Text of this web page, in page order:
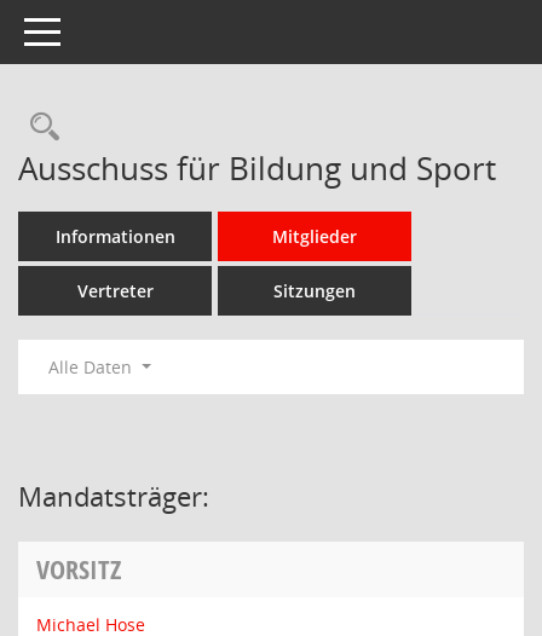
Toggle navigation
Rechercheauswahl
Ausschuss für Bildung und Sport
Informationen Mitglieder
Vertreter Sitzungen
Alle Daten
Mandatsträger:
VORSITZ
Michael Hose